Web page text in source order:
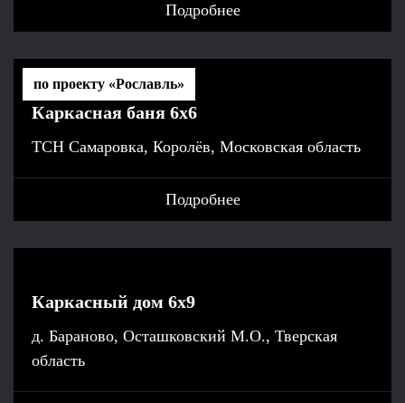
Подробнее
Каркасная баня 6х6
ТСН Самаровка, Королёв, Московская область
Подробнее
по проекту «Рославль»
Каркасный дом 6х9
д. Бараново, Осташковский М.О., Тверская
область